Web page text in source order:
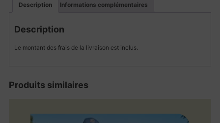
Description Informations complémentaires
Description
Le montant des frais de la livraison est inclus.
Produits similaires